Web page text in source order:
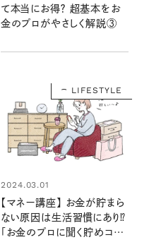
て本当にお得？ 超基本をお
金のプロがやさしく解説③
LIFESTYLE
2024.03.01
【マネー講座】 お金が貯まら
ない原因は生活習慣にあり⁉
「お金のプロに聞く貯めコツ